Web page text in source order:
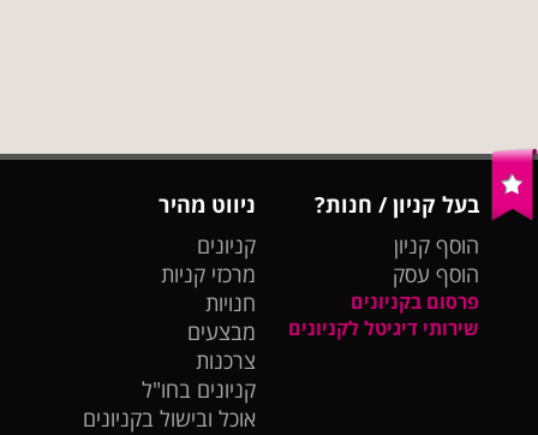
בעל קניון / חנות?
הוסף קניון
הוסף עסק
פרסום בקניונים
שירותי דיגיטל לקניונים
ניווט מהיר
קניונים
מרכזי קניות
חנויות
מבצעים
צרכנות
קניונים בחו"ל
אוכל ובישול בקניונים